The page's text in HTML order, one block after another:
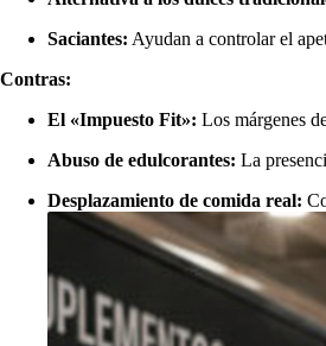
Saciantes: Ayudan a controlar el
Contras:
El «Impuesto Fit»: Los márgenes
Abuso de edulcorantes: La
Desplazamiento de comida real: